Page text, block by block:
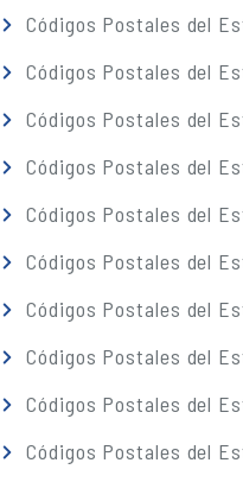
Códigos Postales del
Códigos Postales del
Códigos Postales del
Códigos Postales del
Códigos Postales del
Códigos Postales del
Códigos Postales del
Códigos Postales del
Códigos Postales del
Códigos Postales del